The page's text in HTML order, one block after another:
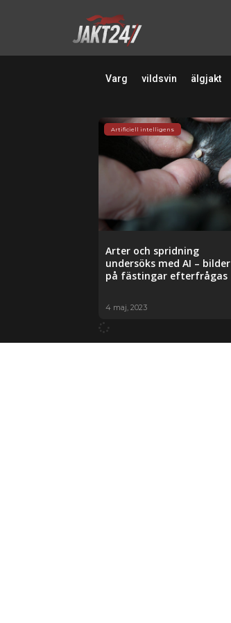
Varg vildsvin älgjakt
Artificiell intelligens
Arter och spridning
undersöks med AI – bilder
på fästingar efterfrågas
4 maj, 2023